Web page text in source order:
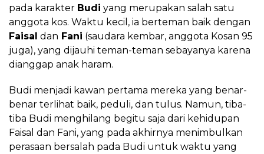
pada karakter Budi yang merupakan salah satu
anggota kos. Waktu kecil, ia berteman baik dengan
Faisal dan Fani (saudara kembar, anggota Kosan 95
juga), yang dijauhi teman-teman sebayanya karena
dianggap anak haram.
Budi menjadi kawan pertama mereka yang benar-
benar terlihat baik, peduli, dan tulus. Namun, tiba-
tiba Budi menghilang begitu saja dari kehidupan
Faisal dan Fani, yang pada akhirnya menimbulkan
perasaan bersalah pada Budi untuk waktu yang